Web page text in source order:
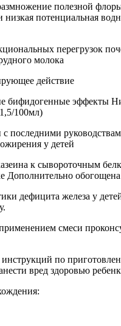
полезной
низкая потенциальная
перегрузок
молока
действие
бифидогенные эффекты
100мл)
с последними
у детей
к сывороточным
Дополнительно
дефицита железа у
смеси
по
вред здоровью